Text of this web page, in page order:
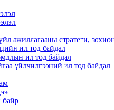
ажиллагааны стратеги,
ил тод байдал
ил тод байдал
үйлчилгээний ил тод байдал
байр